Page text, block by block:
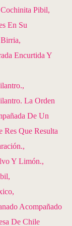
Pibil
En Su
Encurtida Y
La Orden
De Un
Res Que Resulta
Y Limón.
Acompañado
De Chile